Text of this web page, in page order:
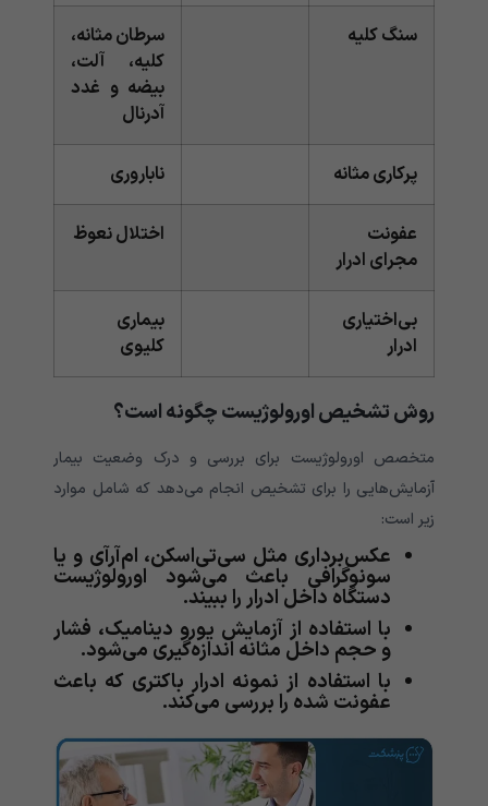
سنگ کلیه
سرطان مثانه،
کلیه، آلت،
بیضه و غدد
آدرنال
پرکاری مثانه ناباروری
عفونت
مجرای ادرار
اختلال نعوظ
بی‌اختیاری
ادرار
بیماری
کلیوی
روش تشخیص اورولوژیست چگونه است؟
متخصص اورولوژیست برای بررسی و درک وضعیت بیمار
آزمایش‌هایی را برای تشخیص انجام می‌دهد که شامل موارد
زیر است:
عکس‌برداری مثل سی‌تی‌اسکن، ام‌آرآی و یا
سونوگرافی باعث می‌شود اورولوژیست
دستگاه داخل ادرار را ببیند.
با استفاده از آزمایش یورو دینامیک، فشار
و حجم داخل مثانه اندازه‌گیری می‌شود.
با استفاده از نمونه ادرار باکتری که باعث
عفونت شده را بررسی می‌کند.